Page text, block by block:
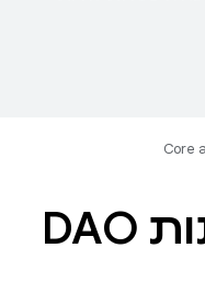
Core
כתיבת שאילתות DAO